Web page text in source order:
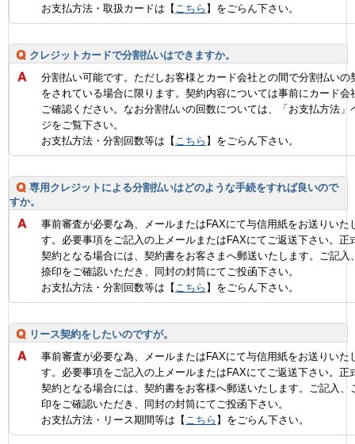
お支払方法・取扱カードは【 こちら 】をごらん下さい。
クレジットカードで分割払いはできますか。
分割払い可能です。ただしお客様とカード会社との間で分割払いの
をされている場合に限ります。契約内容については事前にカード会
ご確認ください。なお分割払いの回数については、「お支払方法」
ジをご覧下さい。
お支払方法・分割回数等は【 こちら 】をごらん下さい。
専用クレジットによる分割払いはどのような手続をすれば良いので
すか。
事前審査が必要な為、メールまたはFAXにて与信用紙をお送りいた
す。必要事項をご記入の上メールまたはFAXにてご返送下さい。正
契約となる場合には、契約書をお客さまへ郵送いたします。ご記入
捺印をご確認いただき、同封の封筒にてご投函下さい。
お支払方法・分割回数等は【 こちら 】をごらん下さい。
リース契約をしたいのですが。
事前審査が必要な為、メールまたはFAXにて与信用紙をお送りいた
す。必要事項をご記入の上メールまたはFAXにてご返送下さい。正
契約となる場合には、契約書をお客様へ郵送いたします。ご記入、
印をご確認いただき、同封の封筒にてご投函下さい。
お支払方法・リース期間等は【 こちら 】をごらん下さい。